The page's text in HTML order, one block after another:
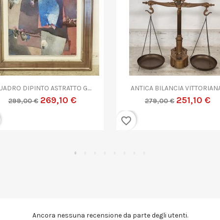
Anteprima
COPPIA CANDELIERE...
399,00 € 359,10 €
 Anteprima
ANTICA COPPA VETRO...
799,00 € 719,10 €
favorite_border
Ancora nessuna recensione da parte degli utenti.